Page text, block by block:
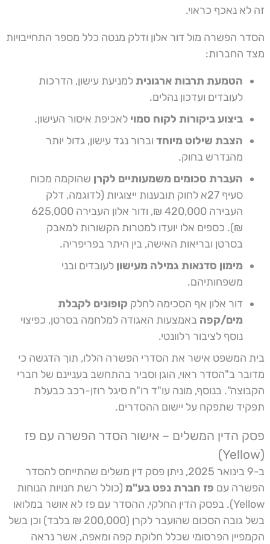
זה לא נאכף כראוי.
הסדר הפשרה מול דור אלון ודלק מנטה כלל מספר התחייבויות
מצד החברות:
הטמעת תרבות ארגוניתלמניעת עישון, הדרכות
לעובדים ועדכון נהלים.
ביצוע ביקורות לקוח סמוי לאכיפת איסור העישון.
הצבת שילוט מיוחדוברור נגד עישון, גדול יותר
מהנדרש בחוק.
העברת סכומים משמעותיים לקרן שהוקמה מכוח
סעיף 27א לחוק תובענות ייצוגיות (לדוגמה, דלק
העבירה 420,000 ₪, ודור אלון העבירה 625,000
₪). כספים אלו יועדו למטרות הקשורות למאבק
בסרטן ובריאות האישה, בין היתר בפריפריה.
מימון סדנאות גמילה מעישון לעובדים ובני
משפחותיהם.
דור אלון אף הסכימה לחלק קופונים לקבלת
מים/קפה באמצעות האגודה למלחמה בסרטן, כפיצוי
נוסף לציבור רלוונטי.
בית המשפט אישר את הסדרי הפשרה הללו, תוך הדגשה כי
מדובר ב"הסדר ראוי, הוגן וסביר בהתחשב בעניינם של חברי
הקבוצה". בנוסף, מונה עו"ד רו"ח סיגל רוזן-רכב כבעלת
תפקיד שתפקח על יישום ההסדרים.
פסק הדין המשלים – אישור הסדר הפשרה עם פז
(Yellow)
ב-9 בינואר 2025, ניתן פסק דין משלים שהתייחס להסדר
הפשרה עם פז חברת נפט בע"מ (כולל רשת חנויות הנוחות
Yellow). בפסק הדין החלקי, ההסדר עם פז לא אושר במלואו
בשל גובה הסכום שהועבר לקרן (200,000 ₪ בלבד) וכן בשל
הקמפיין הפרסומי שכלל חלוקת קפה ומאפה, אשר נראה